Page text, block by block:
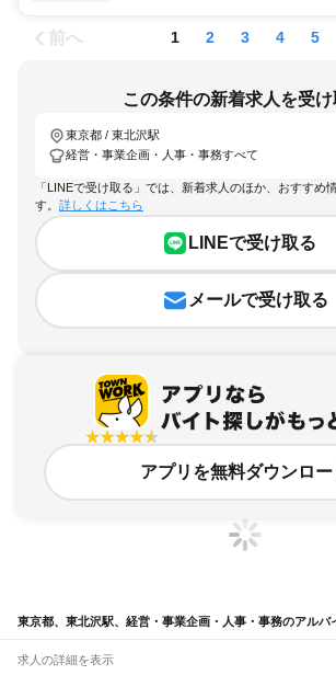
前へ 1 2 3 4 5
この条件の新着求人を受け
東京都 / 東北沢駅
経営・事業企画・人事・事務すべて
「LINEで受け取る」では、新着求人のほか、おすすめ
す。 詳しくはこちら
LINEで受け取る
メールで受け取る
アプリを無料ダウンロー
東京都、東北沢駅、経営・事業企画・人事・事務のアルバ
求人の詳細を表示